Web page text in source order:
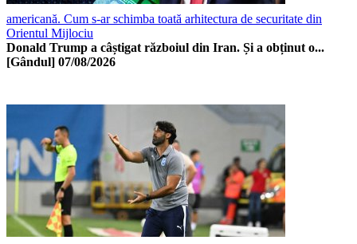
americană. Cum s-ar schimba toată arhitectura de securitate din
Orientul Mijlociu
Donald Trump a câștigat războiul din Iran. Și a obținut o...
[Gândul] 07/08/2026